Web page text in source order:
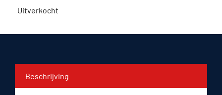
Uitverkocht
Beschrijving